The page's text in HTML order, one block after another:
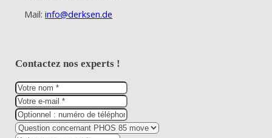
Mail:info@derksen.de
Contactez nos experts !